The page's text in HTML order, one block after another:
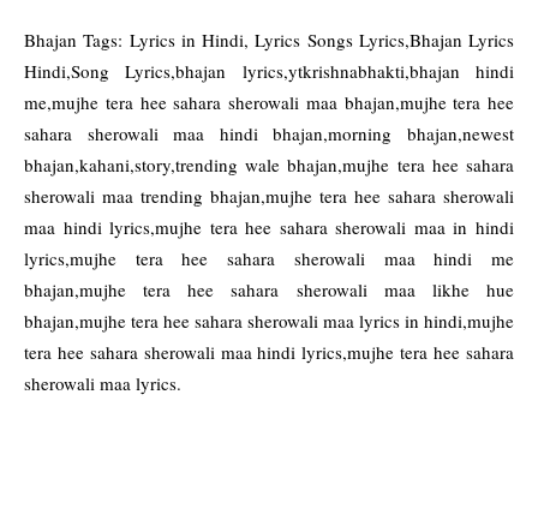
Bhajan Tags: Lyrics in Hindi, Lyrics Songs Lyrics,Bhajan Lyrics
Hindi,Song Lyrics,bhajan lyrics,ytkrishnabhakti,bhajan hindi
me,mujhe tera hee sahara sherowali maa bhajan,mujhe tera hee
sahara sherowali maa hindi bhajan,morning bhajan,newest
bhajan,kahani,story,trending wale bhajan,mujhe tera hee sahara
sherowali maa trending bhajan,mujhe tera hee sahara sherowali
maa hindi lyrics,mujhe tera hee sahara sherowali maa in hindi
lyrics,mujhe tera hee sahara sherowali maa hindi me
bhajan,mujhe tera hee sahara sherowali maa likhe hue
bhajan,mujhe tera hee sahara sherowali maa lyrics in hindi,mujhe
tera hee sahara sherowali maa hindi lyrics,mujhe tera hee sahara
sherowali maa lyrics.